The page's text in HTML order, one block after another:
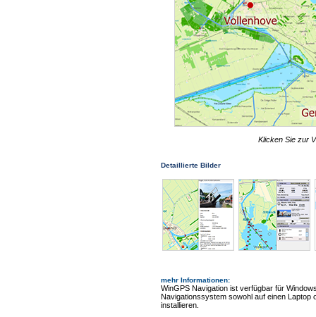
Klicken Sie zur
Detaillierte Bilder
mehr Informationen:
WinGPS Navigation ist verfügbar für
Navigationssystem sowohl auf einen Laptop
installieren.